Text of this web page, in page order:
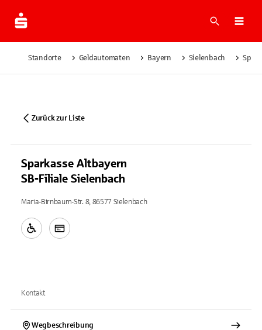
Suche
Standorte Geldautomaten Bayern Sielenbach
Zurück zur Liste
Sparkasse Altbayern
SB-Filiale Sielenbach
Maria-Birnbaum-Str. 8, 86577 Sielenbach
Kontakt
Wegbeschreibung